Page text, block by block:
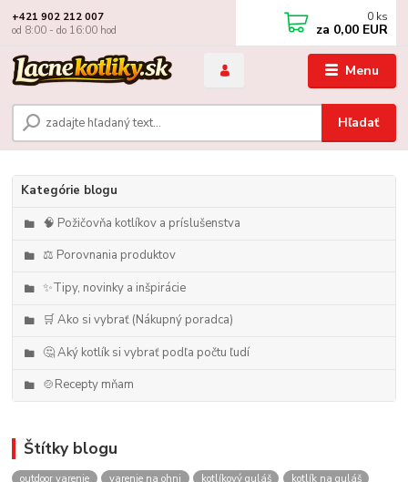
Menu
Hľadať
+421 902 212 007
od 8:00 - do 16:00 hod
0 ks
za 0,00 EUR
Kategórie blogu
🧠 Požičovňa kotlíkov a príslušenstva
⚖️ Porovnania produktov
✨Tipy, novinky a inšpirácie
🛒 Ako si vybrať (Nákupný poradca)
🤔 Aký kotlík si vybrať podľa počtu ľudí
🍲Recepty mňam
Štítky blogu
outdoor varenie varenie na ohni kotlíkový guláš
kotlík na guláš